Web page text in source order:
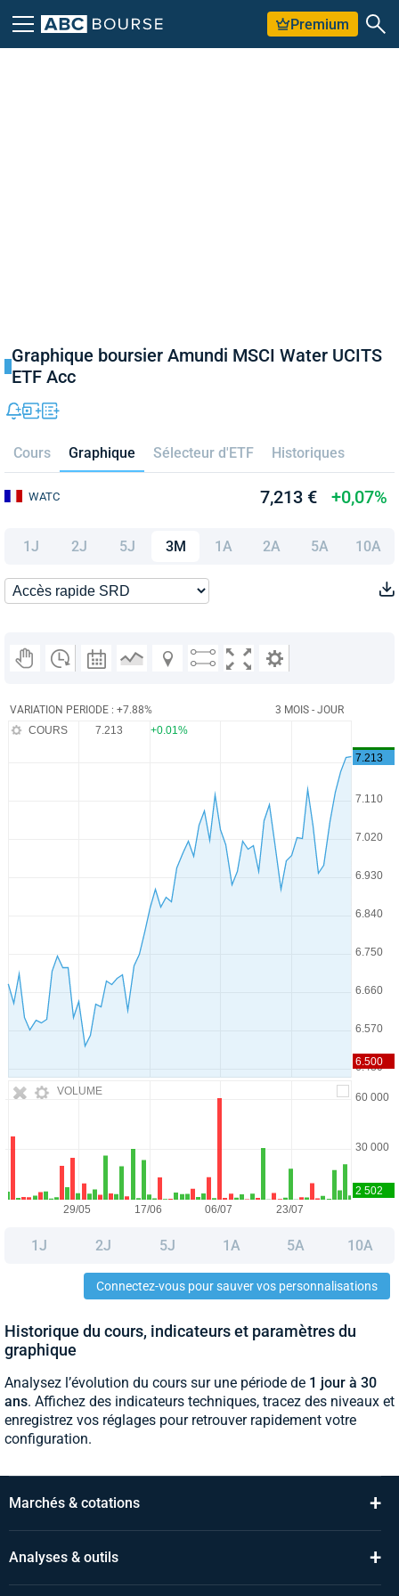
Premium
Graphique boursier Amundi MSCI Water UCITS
ETF Acc
Cours Graphique Sélecteur d'ETF Historiques
WATC 7,213 € +0,07%
1J 2J 5J 3M 1A 2A 5A 10A
VARIATION PERIODE : +7.88% 3 MOIS - JOUR
VOLUME
COURS 7.213 +0.01%
1J 2J 5J 1A 5A 10A
Connectez-vous pour sauver vos personnalisations
Historique du cours, indicateurs et paramètres du
graphique
Analysez l’évolution du cours sur une période de 1 jour à 30
ans. Affichez des indicateurs techniques, tracez des niveaux et
enregistrez vos réglages pour retrouver rapidement votre
configuration.
Marchés & cotations +
Analyses & outils +